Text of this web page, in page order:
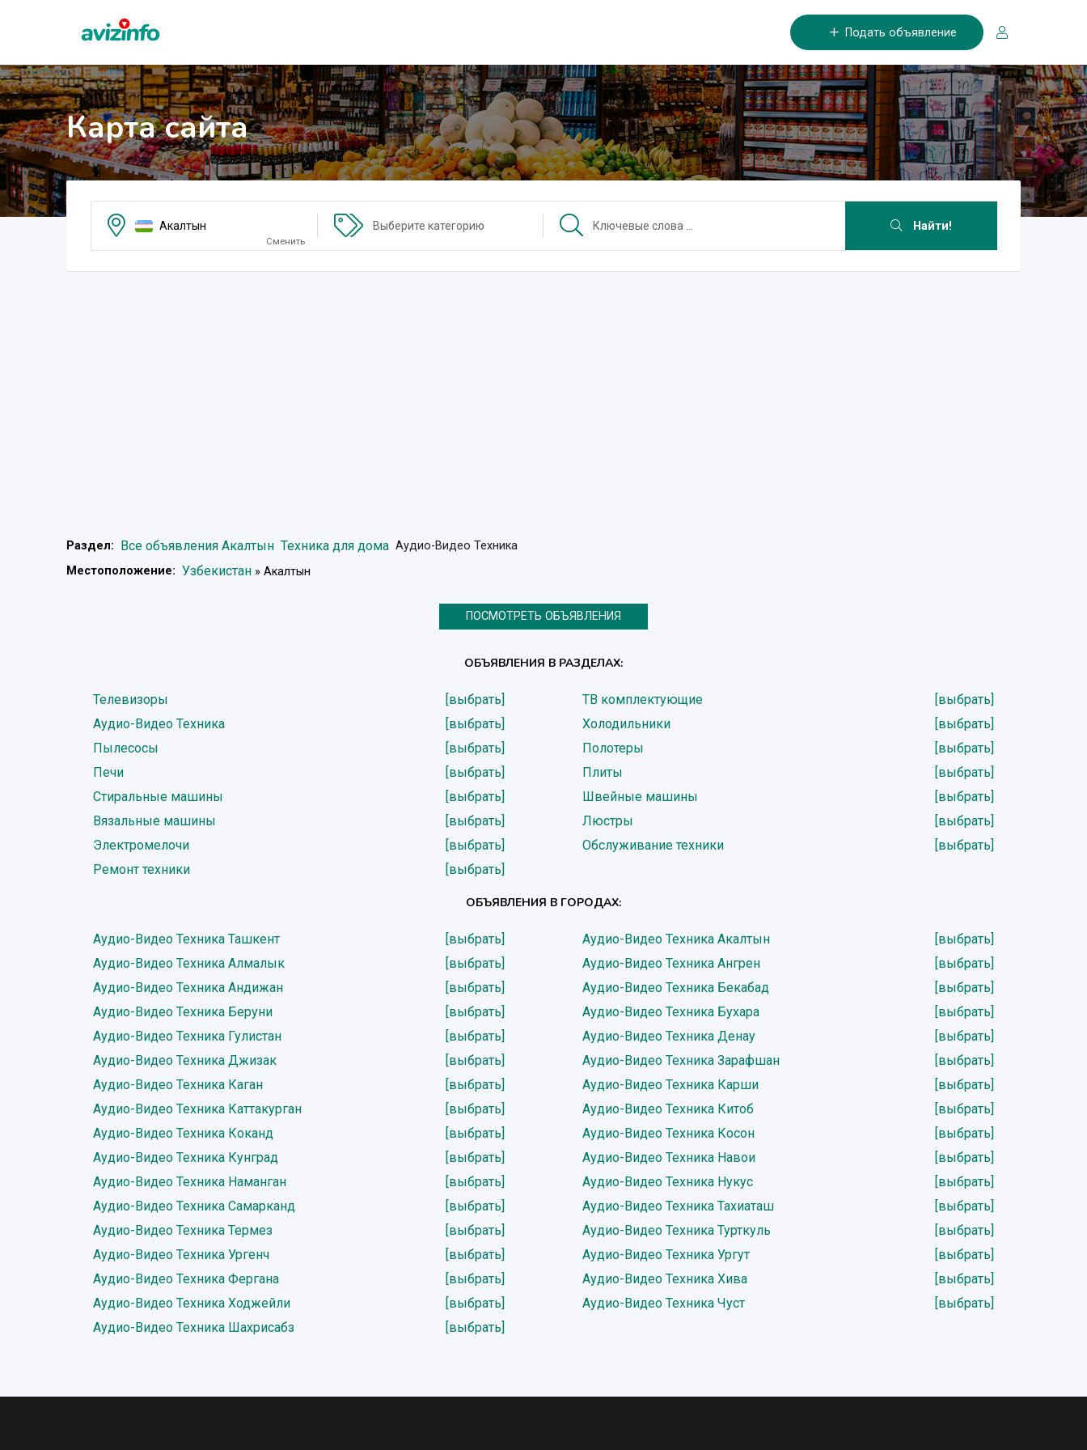
Подать объявление
Карта сайта
Акалтын
Сменить
Выберите категорию Найти!
Раздел: Все объявления Акалтын Техника для дома Аудио-Видео Техника
Местоположение: Узбекистан » Акалтын
ПОСМОТРЕТЬ ОБЪЯВЛЕНИЯ
ОБЪЯВЛЕНИЯ В РАЗДЕЛАХ:
Телевизоры [выбрать] ТВ комплектующие
[выбрать]
Аудио-Видео Техника
[выбрать] Холодильники
[выбрать]
Пылесосы
[выбрать] Полотеры
[выбрать]
Печи
[выбрать] Плиты
[выбрать]
Стиральные машины
[выбрать] Швейные машины
[выбрать]
Вязальные машины
[выбрать] Люстры
[выбрать]
Электромелочи
[выбрать] Обслуживание техники
[выбрать]
Ремонт техники
[выбрать]
ОБЪЯВЛЕНИЯ В ГОРОДАХ:
Аудио-Видео Техника Ташкент [выбрать] Аудио-Видео Техника Акалтын
[выбрать]
Аудио-Видео Техника Алмалык
[выбрать] Аудио-Видео Техника Ангрен
[выбрать]
Аудио-Видео Техника Андижан
[выбрать] Аудио-Видео Техника Бекабад
[выбрать]
Аудио-Видео Техника Беруни
[выбрать] Аудио-Видео Техника Бухара
[выбрать]
Аудио-Видео Техника Гулистан
[выбрать] Аудио-Видео Техника Денау
[выбрать]
Аудио-Видео Техника Джизак
[выбрать] Аудио-Видео Техника Зарафшан
[выбрать]
Аудио-Видео Техника Каган
[выбрать] Аудио-Видео Техника Карши
[выбрать]
Аудио-Видео Техника Каттакурган
[выбрать] Аудио-Видео Техника Китоб
[выбрать]
Аудио-Видео Техника Коканд
[выбрать] Аудио-Видео Техника Косон
[выбрать]
Аудио-Видео Техника Кунград
[выбрать] Аудио-Видео Техника Навои
[выбрать]
Аудио-Видео Техника Наманган
[выбрать] Аудио-Видео Техника Нукус
[выбрать]
Аудио-Видео Техника Самарканд
[выбрать] Аудио-Видео Техника Тахиаташ
[выбрать]
Аудио-Видео Техника Термез
[выбрать] Аудио-Видео Техника Турткуль
[выбрать]
Аудио-Видео Техника Ургенч
[выбрать] Аудио-Видео Техника Ургут
[выбрать]
Аудио-Видео Техника Фергана
[выбрать] Аудио-Видео Техника Хива
[выбрать]
Аудио-Видео Техника Ходжейли
[выбрать] Аудио-Видео Техника Чуст
[выбрать]
Аудио-Видео Техника Шахрисабз
[выбрать]